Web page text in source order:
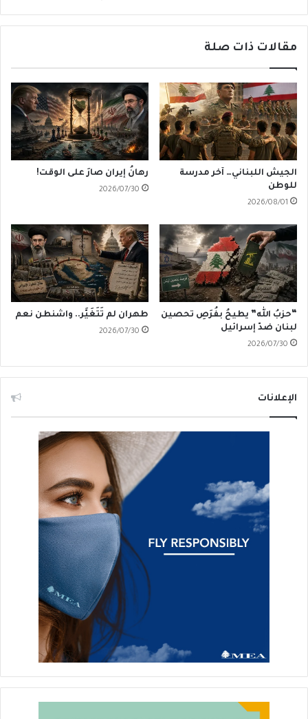
مقالات ذات صلة
الجيش اللبناني… آخر مدرسة
للوطن
2026/08/01
رهانُ إيران صارَ على الوقت!
2026/07/30
“حزبُ الله” يطيحُ بفُرَصِ تحصين
لبنان ضدّ إسرائيل
2026/07/30
طهران لم تَتَغَيَّر.. واشنطن نعم
2026/07/30
الإعلانات